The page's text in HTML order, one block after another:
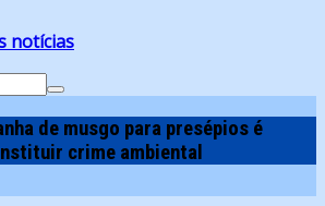
notícias
de musgo para presépios é
crime ambiental